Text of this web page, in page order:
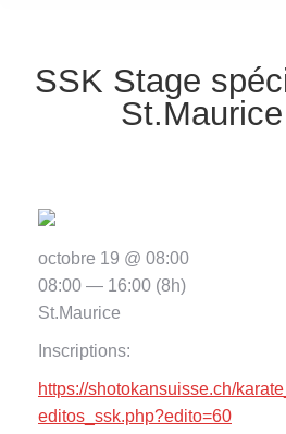
SSK Stage
Inscriptions:
https://shotokansuisse.ch/
editos_ssk.php?edito=60
octobre 19 @ 08:00
08:00 — 16:00 (8h)
St.Maurice